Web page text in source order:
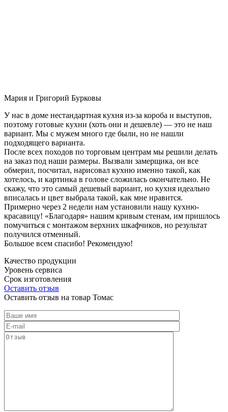
Мария и Григорий Бурковы
У нас в доме нестандартная кухня из-за короба и выступов,
поэтому готовые кухни (хоть они и дешевле) — это не наш
вариант. Мы с мужем много где были, но не нашли
подходящего варианта.
После всех походов по торговым центрам мы решили делать
на заказ под наши размеры. Вызвали замерщика, он все
обмерил, посчитал, нарисовал кухню именно такой, как
хотелось, и картинка в голове сложилась окончательно. Не
скажу, что это самый дешевый вариант, но кухня идеально
вписалась и цвет выбрала такой, как мне нравится.
Примерно через 2 недели нам установили нашу кухню-
красавицу! «Благодаря» нашим кривым стенам, им пришлось
помучиться с монтажом верхних шкафчиков, но результат
получился отменный.
Большое всем спасибо! Рекомендую!
Качество продукции
Уровень сервиса
Срок изготовления
Оставить отзыв
Оставить отзыв на товар Томас